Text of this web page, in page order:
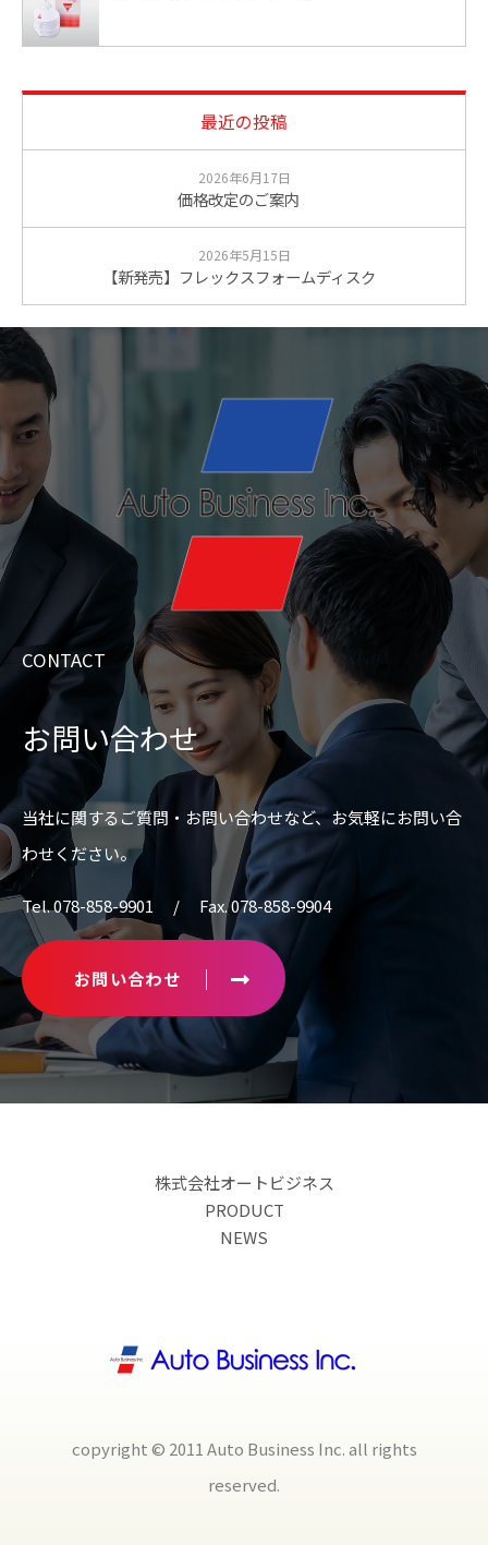
最近の投稿
価格改定のご案内
2026年6月17日
【新発売】フレックスフォームディスク
2026年5月15日
CONTACT
お問い合わせ
当社に関するご質問・お問い合わせなど、お気軽にお問い合
わせください。
Tel. 078-858-9901 / Fax. 078-858-9904
お問い合わせ
株式会社オートビジネス
PRODUCT
NEWS
copyright © 2011 Auto Business Inc. all rights
reserved.